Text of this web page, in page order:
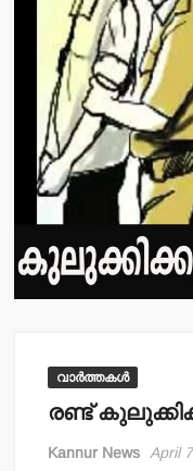
വാർത്തകൾ
രണ്ട്
Kannur News April